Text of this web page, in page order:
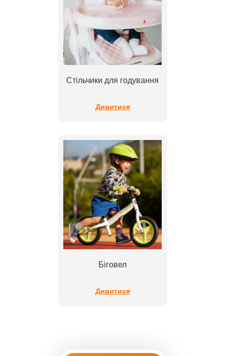
Стільчики для годування
Дивитися
Біговел
Дивитися